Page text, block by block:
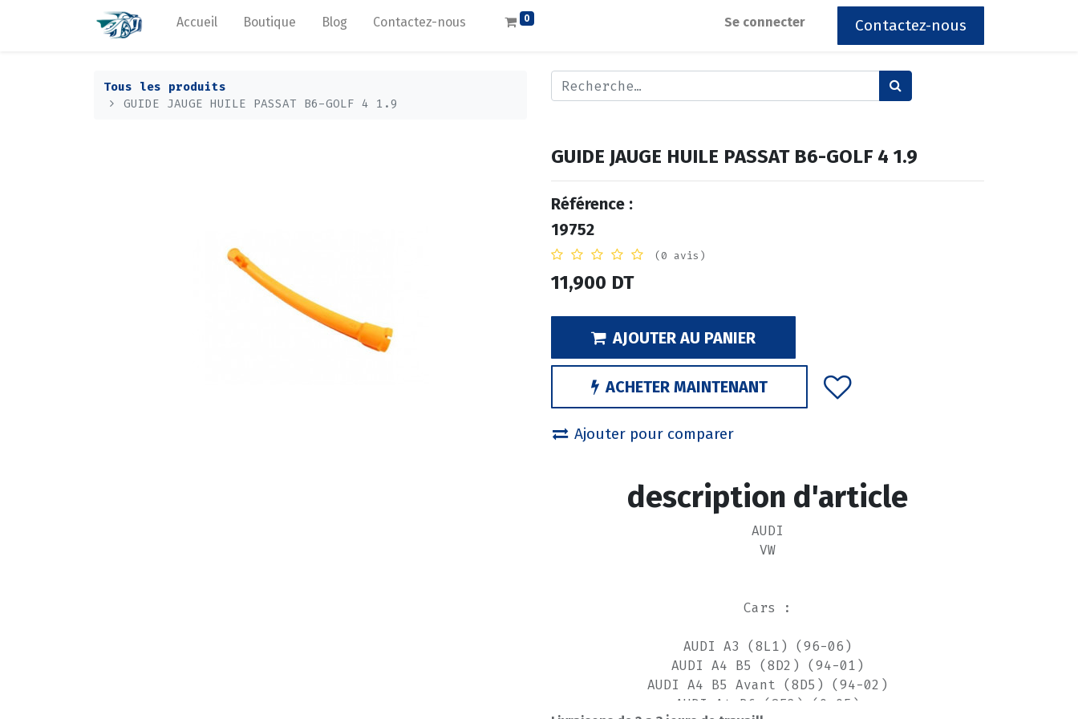
Accueil Boutique Blog Contactez-nous 0 Se connecter Contactez-nous
Tous les produits
GUIDE JAUGE HUILE PASSAT B6-GOLF 4 1.9
GUIDE JAUGE HUILE PASSAT B6-GOLF 4 1.9
Référence :
19752
(0 avis)
11,900 DT
AJOUTER AU PANIER
ACHETER MAINTENANT
Ajouter pour comparer
description d'article
AUDI
VW
Cars :
AUDI A3 (8L1) (96-06)
AUDI A4 B5 (8D2) (94-01)
AUDI A4 B5 Avant (8D5) (94-02)
AUDI A4 B6 (8E2) (0-05)